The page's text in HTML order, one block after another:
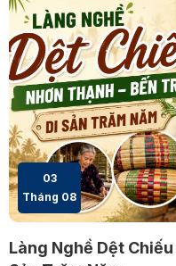
03
Tháng 08
Làng Nghề Dệt